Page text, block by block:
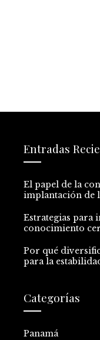
Entradas
El papel de la
implantación de
Estrategias para
conocimiento
Por qué
para la
Categorías
Panamá